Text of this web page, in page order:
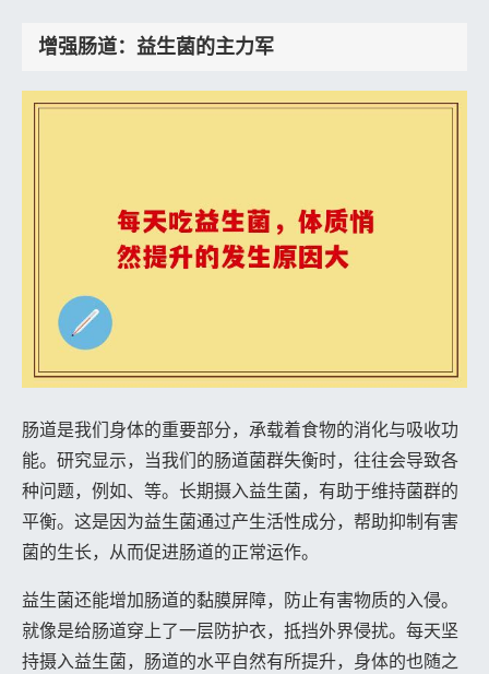
增强肠道：益生菌的主力军
肠道是我们身体的重要部分，承载着食物的消化与吸收功
能。研究显示，当我们的肠道菌群失衡时，往往会导致各
种问题，例如、等。长期摄入益生菌，有助于维持菌群的
平衡。这是因为益生菌通过产生活性成分，帮助抑制有害
菌的生长，从而促进肠道的正常运作。
益生菌还能增加肠道的黏膜屏障，防止有害物质的入侵。
就像是给肠道穿上了一层防护衣，抵挡外界侵扰。每天坚
持摄入益生菌，肠道的水平自然有所提升，身体的也随之